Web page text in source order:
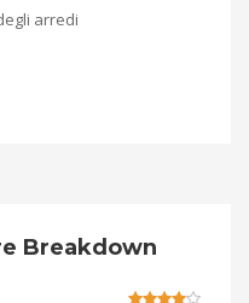
arredi
Breakdown